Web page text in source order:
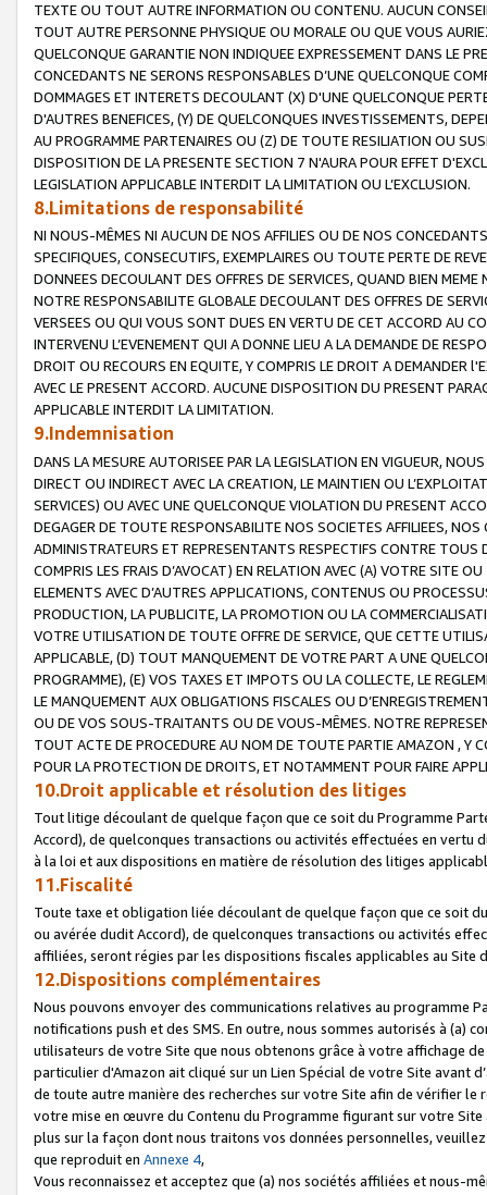
TEXTE OU TOUT AUTRE INFORMATION OU CONTENU. AUCUN
TOUT AUTRE PERSONNE PHYSIQUE OU MORALE OU QUE VOUS
QUELCONQUE GARANTIE NON INDIQUEE EXPRESSEMENT DANS LE
CONCEDANTS NE SERONS RESPONSABLES D’UNE QUELCONQUE
DOMMAGES ET INTERETS DECOULANT (X) D'UNE QUELCONQUE
D'AUTRES BENEFICES, (Y) DE QUELCONQUES INVESTISSEMENTS,
AU PROGRAMME PARTENAIRES OU (Z) DE TOUTE RESILIATION OU
DISPOSITION DE LA PRESENTE SECTION 7 N'AURA POUR EFFET
LEGISLATION APPLICABLE INTERDIT LA LIMITATION OU L’EXCLUSION.
8.Limitations de responsabilité
NI NOUS-MÊMES NI AUCUN DE NOS AFFILIES OU DE NOS
SPECIFIQUES, CONSECUTIFS, EXEMPLAIRES OU TOUTE PERTE DE
DONNEES DECOULANT DES OFFRES DE SERVICES, QUAND BIEN
NOTRE RESPONSABILITE GLOBALE DECOULANT DES OFFRES DE
VERSEES OU QUI VOUS SONT DUES EN VERTU DE CET ACCORD AU
INTERVENU L’EVENEMENT QUI A DONNE LIEU A LA DEMANDE DE
DROIT OU RECOURS EN EQUITE, Y COMPRIS LE DROIT A DEMANDER
AVEC LE PRESENT ACCORD. AUCUNE DISPOSITION DU PRESENT
APPLICABLE INTERDIT LA LIMITATION.
9.Indemnisation
DANS LA MESURE AUTORISEE PAR LA LEGISLATION EN VIGUEUR,
DIRECT OU INDIRECT AVEC LA CREATION, LE MAINTIEN OU
SERVICES) OU AVEC UNE QUELCONQUE VIOLATION DU PRESENT
DEGAGER DE TOUTE RESPONSABILITE NOS SOCIETES AFFILIEES,
ADMINISTRATEURS ET REPRESENTANTS RESPECTIFS CONTRE
COMPRIS LES FRAIS D’AVOCAT) EN RELATION AVEC (A) VOTRE SITE
ELEMENTS AVEC D’AUTRES APPLICATIONS, CONTENUS OU
PRODUCTION, LA PUBLICITE, LA PROMOTION OU LA
VOTRE UTILISATION DE TOUTE OFFRE DE SERVICE, QUE CETTE
APPLICABLE, (D) TOUT MANQUEMENT DE VOTRE PART A UNE
PROGRAMME), (E) VOS TAXES ET IMPOTS OU LA COLLECTE, LE
LE MANQUEMENT AUX OBLIGATIONS FISCALES OU
OU DE VOS SOUS-TRAITANTS OU DE VOUS-MÊMES. NOTRE
TOUT ACTE DE PROCEDURE AU NOM DE TOUTE PARTIE AMAZON , Y
POUR LA PROTECTION DE DROITS, ET NOTAMMENT POUR FAIRE
10.Droit applicable et résolution des litiges
Tout litige découlant de quelque façon que ce soit du Programme
Accord), de quelconques transactions ou activités effectuées en vertu
à la loi et aux dispositions en matière de résolution des litiges
11.Fiscalité
Toute taxe et obligation liée découlant de quelque façon que ce soit
ou avérée dudit Accord), de quelconques transactions ou activités
affiliées, seront régies par les dispositions fiscales applicables au Site
12.Dispositions complémentaires
Nous pouvons envoyer des communications relatives au programme
notifications push et des SMS. En outre, nous sommes autorisés à
utilisateurs de votre Site que nous obtenons grâce à votre affichage
particulier d'Amazon ait cliqué sur un Lien Spécial de votre Site avant
de toute autre manière des recherches sur votre Site afin de vérifier
votre mise en œuvre du Contenu du Programme figurant sur votre
plus sur la façon dont nous traitons vos données personnelles,
que reproduit en Annexe 4,
Vous reconnaissez et acceptez que (a) nos sociétés affiliées et nous-